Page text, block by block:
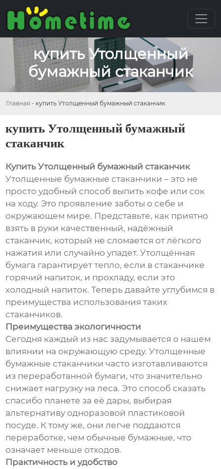
купить Утолщенный
бумажный стаканчик
Главная - купить Утолщенный бумажный стаканчик
купить Утолщенный бумажный
стаканчик
Купить Утолщенный бумажный стаканчик
Утолщенные бумажные стаканчики – это не
просто удобный способ выпить кофе или сок
на ходу. Это проявление заботы о себе и
окружающем мире. Представьте, как приятно
взять в руки качественный, надёжный
стаканчик, который не сломается от лёгкого
нажатия или случайно упадет. Утолщённая
бумага гарантирует тепло, если в стаканчике
горячий напиток, и прохладу, если это
холодный напиток. Теперь давайте углубимся в
преимущества использования таких
стаканчиков.
Преимущества экологичности
Сегодня каждый из нас задумывается о нашем
влиянии на окружающую среду. Утолщенные
бумажные стаканчики часто изготавливаются
из переработанной бумаги, что значительно
снижает нагрузку на леса. Это способ сказать
спасибо планете за её дары, выбирая
альтернативу одноразовой пластиковой
посуде. К тому же, они легче поддаются
переработке, чем обычные бумажные, что
означает меньше отходов.
Практичность и удобство